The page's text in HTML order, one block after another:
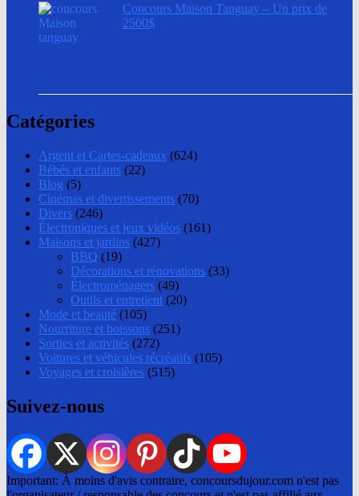
Concours Maison Tanguay – Un prix de
2500$
Catégories
Argent et Cartes-cadeaux (624)
Bébés et enfants (22)
Blog (5)
Cinémas et divertissements (70)
Divers (246)
Électroniques et jeux vidéos (161)
Maisons et jardins (427)
BBQ (19)
Décorations et rénovations (33)
Électroménagers (49)
Outils et entretient (20)
Mode et beauté (105)
Nourriture et boissons (251)
Sorties et activités (272)
Voitures et véhicules récréatifs (105)
Voyages et croisières (515)
Suivez-nous
Important: À moins d'avis contraire, concoursdujour.com n'est pas